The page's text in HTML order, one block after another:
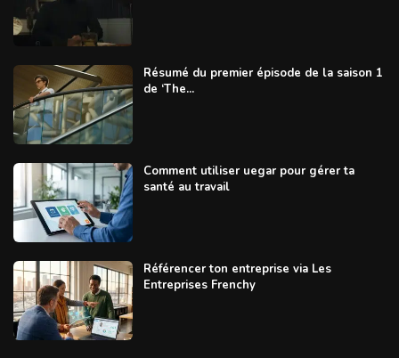
Résumé du premier épisode de la saison 1
de ‘The...
Comment utiliser uegar pour gérer ta
santé au travail
Référencer ton entreprise via Les
Entreprises Frenchy